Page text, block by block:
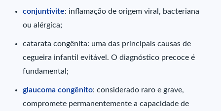
conjuntivite: inflamação de origem viral, bacteriana
ou alérgica;
catarata congênita: uma das principais causas de
cegueira infantil evitável. O diagnóstico precoce é
fundamental;
glaucoma congênito: considerado raro e grave,
compromete permanentemente a capacidade de